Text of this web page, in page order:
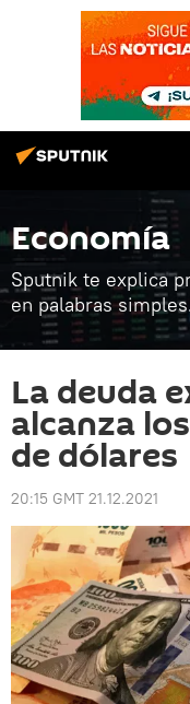
Economía
Sputnik te explica
en palabras
La deuda
alcanza
de dólares
20:15 GMT 21.12.2021